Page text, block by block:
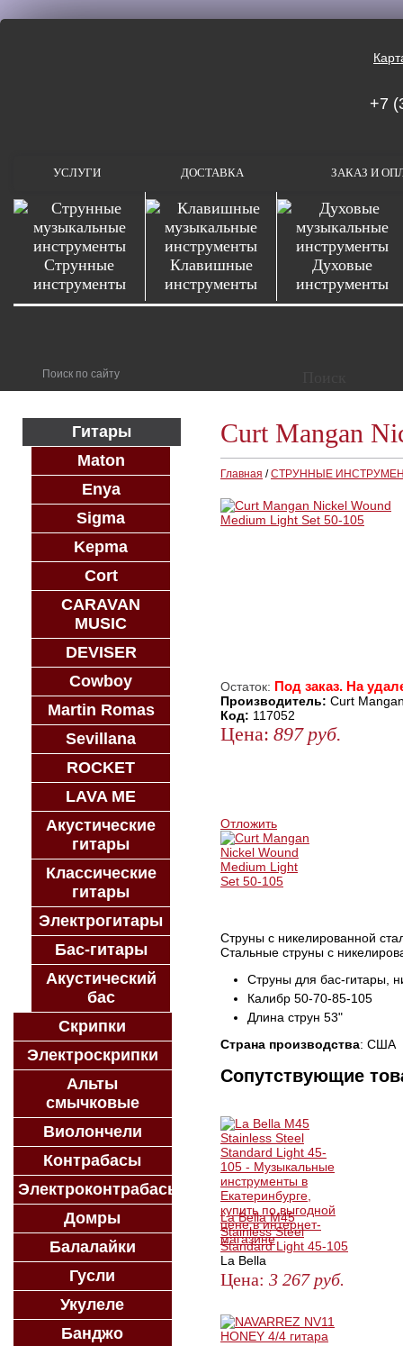
+7
УСЛУГИ ДОСТАВКА ЗАКАЗ И
Струнные
инструменты
Клавишные
инструменты
Духовые
инструменты
Curt Mangan
Главная /СТРУННЫЕ
Остаток: Под заказ. На
Производитель: Curt
Код: 117052
Цена: 897 руб.
Отложить
Струны с никелированной
Стальные струны с
Струны для бас-гитары,
Калибр 50-70-85-105
Длина струн 53"
Страна производства: США
Сопутствующие
La Bella M45
Stainless Steel
Standard Light 45-105
La Bella
Цена: 3 267 руб.
Гитары
Maton
Enya
Sigma
Kepma
Cort
CARAVAN
MUSIC
DEVISER
Cowboy
Martin Romas
Sevillana
ROCKET
LAVA ME
Акустические
гитары
Классические
гитары
Электрогитары
Бас-гитары
Акустический
бас
Скрипки
Электроскрипки
Альты
смычковые
Виолончели
Контрабасы
Электроконтрабасы
Домры
Балалайки
Гусли
Укулеле
Банджо